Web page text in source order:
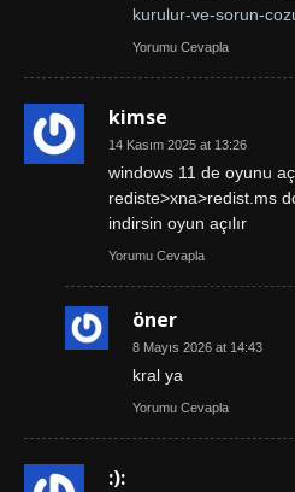
kurulur-ve-sorun-
Yorumu Cevapla
kimse
14 Kasım 2025 at 13:26
windows 11 de oyunu
rediste>xna>redist.ms
indirsin oyun açılır
Yorumu Cevapla
öner
8 Mayıs 2026 at 14:43
kral ya
Yorumu Cevapla
:):